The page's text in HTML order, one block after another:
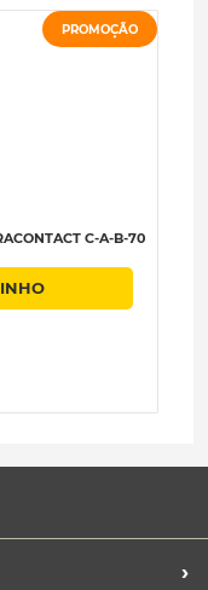
PROMOÇÃO
C-A-B-70
›